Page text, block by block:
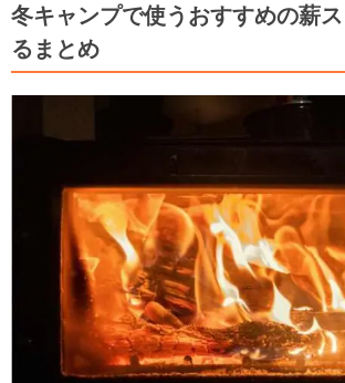
冬キャンプで使うおすすめの薪
るまとめ